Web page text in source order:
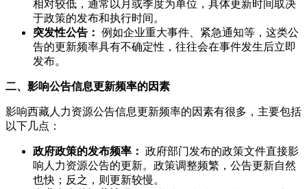
相对较低，通常以月或季度为单位，具体更新时间取决
于政策的发布和执行时间。
突发性公告： 例如企业重大事件、紧急通知等，这类公
告的更新频率具有不确定性，往往会在事件发生后立即
发布。
二、影响公告信息更新频率的因素
影响西藏人力资源公告信息更新频率的因素有很多，主要包括
以下几点：
政府政策的发布频率： 政府部门发布的政策文件直接影
响人力资源公告的更新。政策调整频繁，公告更新自然
也快；反之，则更新较慢。